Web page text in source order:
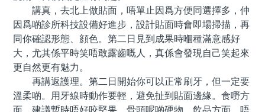
講真，去北上做貼面，唔單止因爲方便同選擇多，仲
因爲啲診所科技設備好進步，設計貼面時會即場掃描，再
同你確認形態、顔色。第二日見到成果時嗰種滿意感好
大，尤其係平時笑唔敢露齒嘅人，真係會發現自己笑起來
更自然更有魅力。
再講返護理。第二日開始你可以正常刷牙，但一定要
溫柔啲。用牙線時動作要輕，避免扯到貼面邊緣。食嘢方